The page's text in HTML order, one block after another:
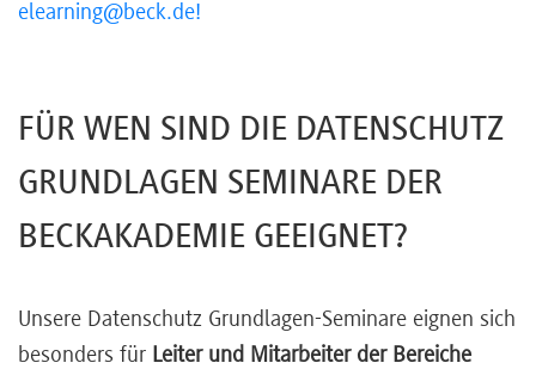
elearning@beck.de!
FÜR WEN SIND DIE DATENSCHUTZ
GRUNDLAGEN SEMINARE DER
BECKAKADEMIE GEEIGNET?
Unsere Datenschutz Grundlagen-Seminare eignen sich
besonders für Leiter und Mitarbeiter der Bereiche